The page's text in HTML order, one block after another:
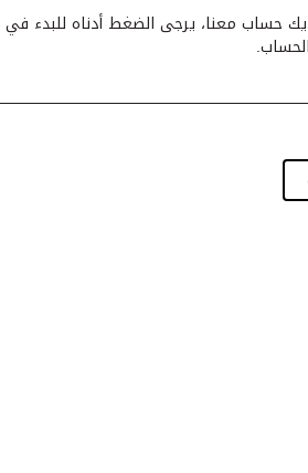
حساب معنا، يرجى الضغط أدناه للبدء في